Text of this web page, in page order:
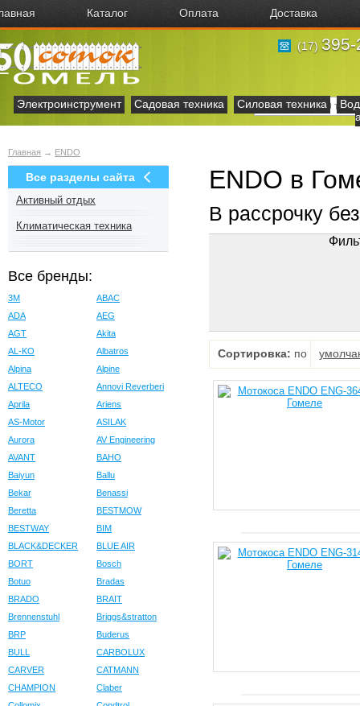
Каталог Оплата Доставка
(17) 395-
Электроинструмент Садовая техника Силовая техника
Главная → ENDO
Все разделы сайта
Активный отдых
Климатическая техника
Все бренды:
3M
ABAC
ADA
AEG
AGT
Akita
AL-KO
Albatros
Alpina
Alpine
ALTECO
Annovi Reverberi
Aprila
Ariens
AS-Motor
ASILAK
Aurora
AV Engineering
AVANT
BAHO
Baiyun
Ballu
Bekar
Benassi
Beretta
BESTMOW
BESTWAY
BIM
BLACK&DECKER
BLUE AIR
BORT
Bosch
Botuo
Bradas
BRADO
BRAIT
Brennenstuhl
Briggs&stratton
BRP
Buderus
BULL
CARBOLUX
CARVER
CATMANN
CHAMPION
Claber
ENDO в
В рассрочку
Сортировка: по